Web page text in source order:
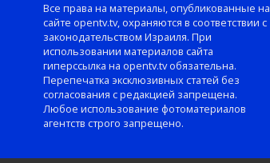
Все права на материалы, опубликованные на
сайте opentv.tv, охраняются в соответствии с
законодательством Израиля. При
использовании материалов сайта
гиперссылка на opentv.tv обязательна.
Перепечатка эксклюзивных статей без
согласования с редакцией запрещена.
Любое использование фотоматериалов
агентств строго запрещено.